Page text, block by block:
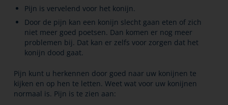
Pijn is vervelend voor het konijn.
Door de pijn kan een konijn slecht gaan eten of zich
niet meer goed poetsen. Dan komen er nog meer
problemen bij. Dat kan er zelfs voor zorgen dat het
konijn dood gaat.
Pijn kunt u herkennen door goed naar uw konijnen te
kijken en op hen te letten. Weet wat voor uw konijnen
normaal is. Pijn is te zien aan: